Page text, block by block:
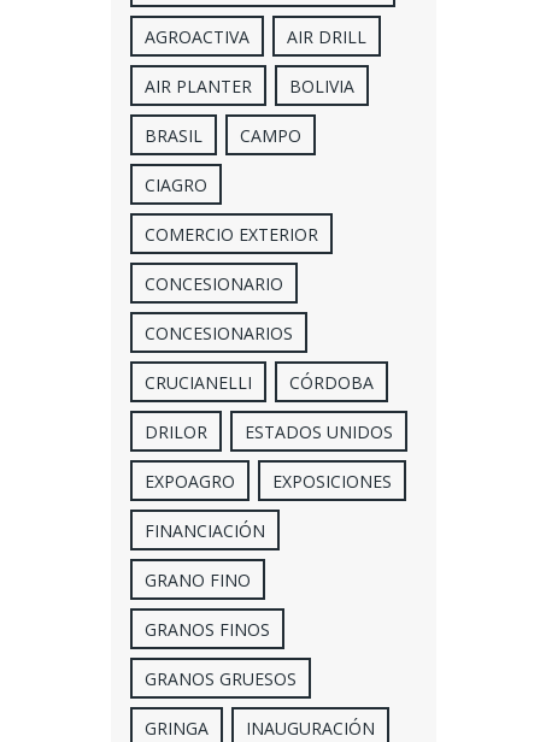
AGROACTIVA AIR DRILL
AIR PLANTER BOLIVIA
BRASIL CAMPO
CIAGRO
COMERCIO EXTERIOR
CONCESIONARIO
CONCESIONARIOS
CRUCIANELLI CÓRDOBA
DRILOR ESTADOS UNIDOS
EXPOAGRO EXPOSICIONES
FINANCIACIÓN
GRANO FINO
GRANOS FINOS
GRANOS GRUESOS
GRINGA INAUGURACIÓN